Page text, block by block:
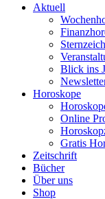
Aktuell
Blick ins
Horoskope
Online
Gratis
Zeitschrift
Bücher
Über uns
Shop